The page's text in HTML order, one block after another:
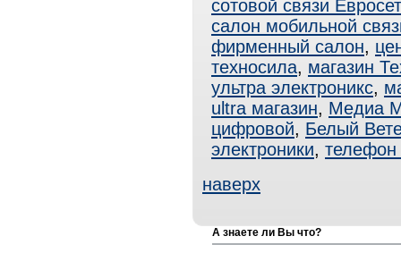
сотовой связи
салон мобильной
фирменный салон,
техносила, магазин
ультра электроникс,
ultra магазин, Медиа
цифровой, Белый
электроники, телефон
наверх
А знаете ли Вы что?